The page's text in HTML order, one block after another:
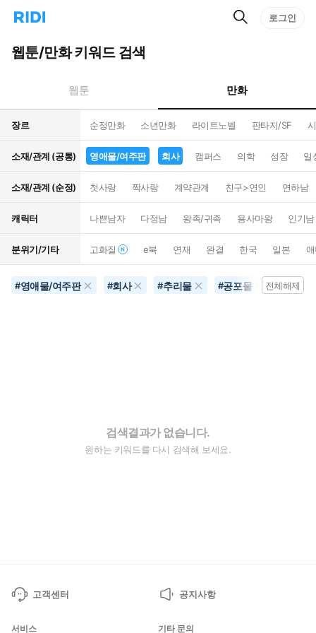
리
홈
으
턴
트
검
로그인
웹툰/만화 키워드 검색
웹툰 만화
장르 순정만화 소년만화 라이트노벨 판타지/SF
소재/관계 (공통) 영애물/여주판 회사 캠퍼스 의학 성장 일
소재/관계 (순정) 첫사랑 짝사랑 계약관계 친구>연인 연하남
캐릭터 나쁜남자 다정남 왕족/귀족 용사마왕 인기남
분위기/기타 고화질 e북 연재 완결 한국 일본
#영애물/여주판 #회사 #추리물 #공포물 #음악
전체해제
검색결과가 없습니다.
원하는 키워드를 다시 검색해 보세요.
고객센터 공지사항
서비스 기타 문의